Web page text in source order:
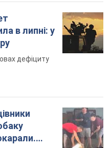
в липні: у
дефіциту